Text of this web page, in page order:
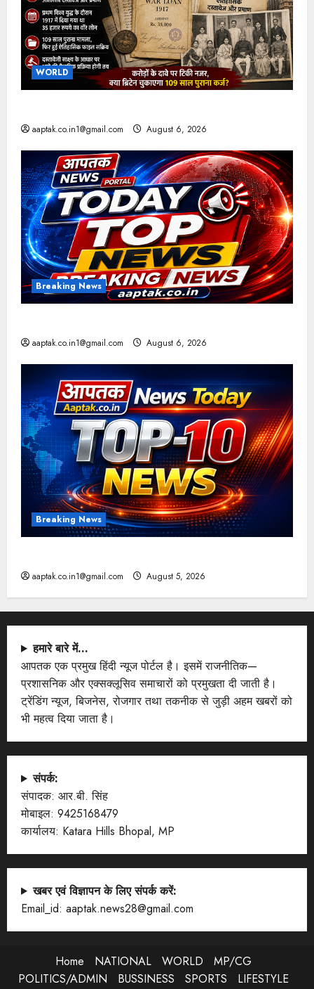
WORLD
aaptak.co.in1@gmail.com August 6, 2026
Breaking News
aaptak.co.in1@gmail.com August 6, 2026
Breaking News
aaptak.co.in1@gmail.com August 5, 2026
हमारे बारे में…
आपतक एक प्रमुख हिंदी न्यूज पोर्टल है। इसमें राजनीतिक—
प्रशासनिक और एक्सक्लूसिव समाचारों को प्रमुखता दी जाती है।
ट्रेंडिंग न्यूज, बिजनेस, रोजगार तथा तकनीक से जुड़ी अहम खबरों को
भी महत्व दिया जाता है।
संपर्क:
संपादक: आर.बी. सिंह
मोबाइल: 9425168479
कार्यालय: Katara Hills Bhopal, MP
खबर एवं विज्ञापन के लिए संपर्क करें:
Email_id: aaptak.news28@gmail.com
Home NATIONAL WORLD
MP/CG
POLITICS/ADMIN
BUSSINESS SPORTS
LIFESTYLE